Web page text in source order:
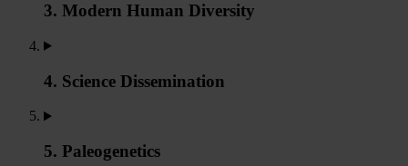
3. Modern Human Diversity
4. Science Dissemination
5. Paleogenetics